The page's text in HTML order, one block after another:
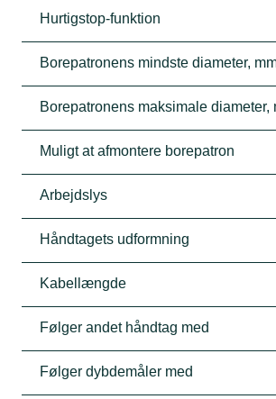
Hurtigstop-funktion
Borepatronens mindste diameter,
Borepatronens maksimale diameter,
Muligt at afmontere borepatron
Arbejdslys
Håndtagets udformning
Kabellængde
Følger andet håndtag med
Følger dybdemåler med